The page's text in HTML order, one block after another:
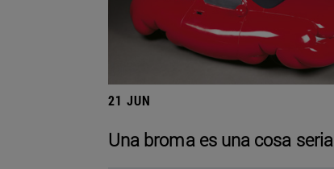
21 JUN
Una broma es una cosa seria